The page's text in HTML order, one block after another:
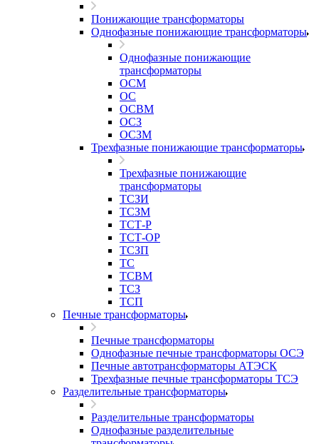
Понижающие трансформаторы
Однофазные понижающие трансформаторы
Однофазные понижающие
трансформаторы
ОСМ
ОС
ОСВМ
ОСЗ
ОСЗМ
Трехфазные понижающие трансформаторы
Трехфазные понижающие
трансформаторы
ТСЗИ
ТСЗМ
ТСТ-Р
ТСТ-ОР
ТСЗП
ТС
ТСВМ
ТСЗ
ТСП
Печные трансформаторы
Печные трансформаторы
Однофазные печные трансформаторы ОСЭ
Печные автотрансформаторы АТЭСК
Трехфазные печные трансформаторы ТСЭ
Разделительные трансформаторы
Разделительные трансформаторы
Однофазные разделительные